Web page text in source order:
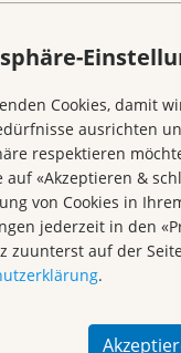
Cookies, damit
ausrichten
respektieren
auf «Akzeptieren &
von Cookies in
jederzeit in den
zuunterst auf der
.
eingeladen, eigene
Aus diesem Grund
Uhran folgenden
per Telefon 061 319 99